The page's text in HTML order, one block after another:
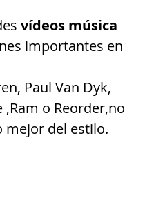
vídeos música
importantes en
Paul Van Dyk,
o Reorder,no
mejor del estilo.